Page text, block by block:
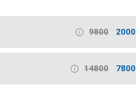
9800
14800